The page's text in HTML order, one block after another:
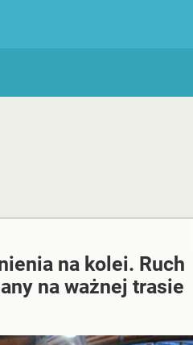
na kolei. Ruch
na ważnej trasie